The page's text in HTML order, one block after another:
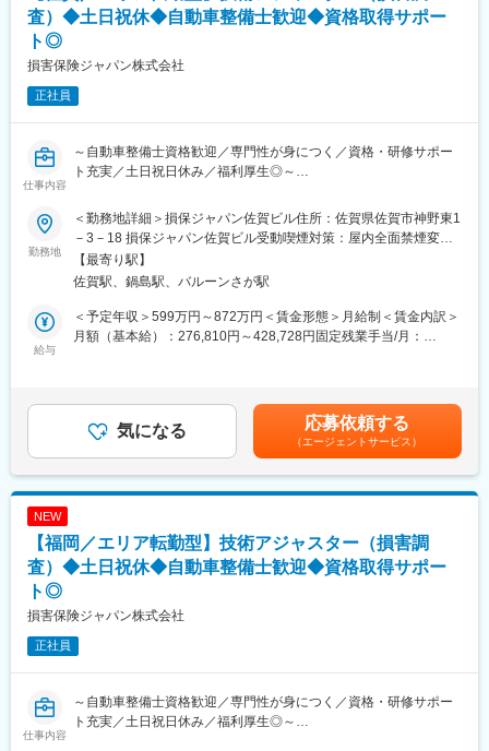
会社としての研修だけでなく、先輩社員から勉強会やアドバイス
技術アジャスターとしての経験を積むことで、将来的にはリーダ
ー職や管理職への昇進の道が開けています。また、専門的な知識
て、最適な環境です。
■魅力：
環境です。
・誰しもが慣れない交通事故の状況下で、事故を解決に導き、保
険金という形でお客様に貢献できるお仕事です。
・事故解決のプロフェッショナルとして活躍できるよう、入社か
らその後も、さまざまな力を身につけ、磨き、高め続けられる環
境が整っています。
・年間休日120日（土日祝）／所定労働時間09:00～17:00とワー
クライフバランスの取りやすい環境です。
https://www.sompo-japan-saiyo.com/sompo-
sp/adjuster/img/adjuster.pdf
査）◆土日祝休◆自動車整備士歓迎◆資格取得サポー
ト◎
損害保険ジャパン株式会社
正社員
仕事内容
～自動車整備士資格歓迎／専門性が身につく／資格・研修サポー
ト充実／土日祝日休み／福利厚生◎～
入社後は技術アジャスター資格取得後、保険金サービス部門で、
自動車の損害調査・示談交渉をお任せします。
■職務詳細：
１．自動車損害調査
整備工場と修理範囲や修理計画・金額に関する折衝を行います。
また、事故の事案担当者へ自動車調査結果に関する情報提供を行
い、スムーズな解決に向けて支援を行います。
２．示談交渉
解決していきます。
■育成体制：
技術アジャスター資格取得に向けて、自動車工学や関係法令、自
し、アジャスターとしてのスキルを高められます。
会社としての研修だけでなく、先輩社員から勉強会やアドバイス
技術アジャスターとしての経験を積むことで、将来的にはリーダ
ー職や管理職への昇進の道が開けています。また、専門的な知識
て、最適な環境です。
■魅力：
勤務地
＜勤務地詳細＞損保ジャパン佐賀ビル住所：佐賀県佐賀市神野東1
－3－18 損保ジャパン佐賀ビル受動喫煙対策：屋内全面禁煙変更
の範囲：会社の定める事業所（リモートワーク含む）
【最寄り駅】
佐賀駅、鍋島駅、バルーンさが駅
給与
＜予定年収＞599万円～872万円＜賃金形態＞月給制＜賃金内訳＞
月額（基本給）：276,810円～428,728円固定残業手当/月：
賞与：年2回（会社業績、評価による）■昇給：あり※賃金はあく
までも目安の金額であり、選考を通じて上下する可能性がありま
す。※各種手当てを規程に従い支給※技術アジャスター資格保有者
は優遇します。※超過した時間外労働の残業時間代は追加支給賃金
はあくまでも目安の金額であり、選考を通じて上下する可能性が
気になる 応募依頼する
（エージェントサービス）
NEW
【福岡／エリア転勤型】技術アジャスター（損害調
査）◆土日祝休◆自動車整備士歓迎◆資格取得サポー
ト◎
損害保険ジャパン株式会社
正社員
仕事内容
～自動車整備士資格歓迎／専門性が身につく／資格・研修サポー
ト充実／土日祝日休み／福利厚生◎～